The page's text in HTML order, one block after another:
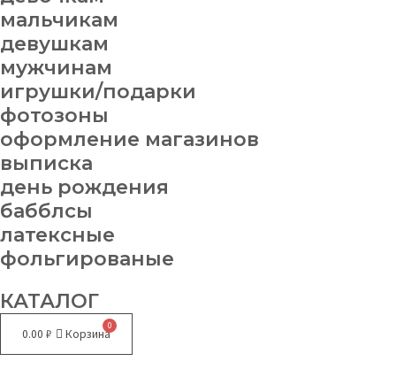
мальчикам
девушкам
мужчинам
игрушки/подарки
фотозоны
оформление магазинов
выписка
день рождения
бабблсы
латексные
фольгированые
КАТАЛОГ
0.00 ₽ Корзина